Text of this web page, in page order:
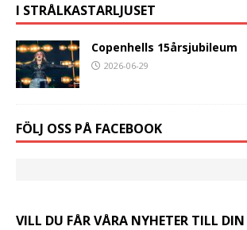
I STRÅLKASTARLJUSET
Copenhells 15årsjubileum
2026-06-29
FÖLJ OSS PÅ FACEBOOK
VILL DU FÅR VÅRA NYHETER TILL